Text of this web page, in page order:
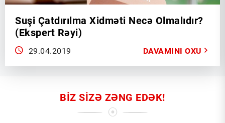
Suşi Çatdırılma Xidməti Necə Olmalıdır?
(Ekspert Rəyi)
29.04.2019 DAVAMINI OXU
BIZ SIZƏ ZƏNG EDƏK!